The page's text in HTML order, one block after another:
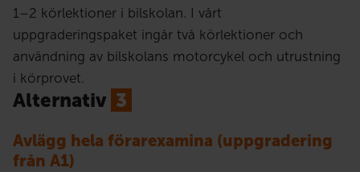
1–2 körlektioner i bilskolan. I vårt
uppgraderingspaket ingår två körlektioner och
användning av bilskolans motorcykel och utrustning
i körprovet.
Alternativ 3
Avlägg hela förarexamina (uppgradering
från A1)